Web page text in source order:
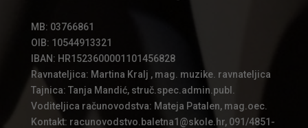
MB: 03766861
OIB: 10544913321
IBAN: HR1523600001101456828
Ravnateljica: Martina Kralj , mag. muzike. ravnateljica
Tajnica: Tanja Mandić, struč.spec.admin.publ.
Voditeljica računovodstva: Mateja Patalen, mag.oec.
Kontakt: racunovodstvo.baletna1@skole.hr, 091/4851-